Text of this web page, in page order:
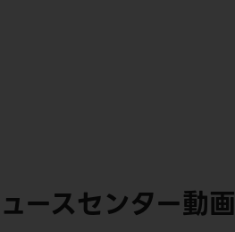
ースセンター動画